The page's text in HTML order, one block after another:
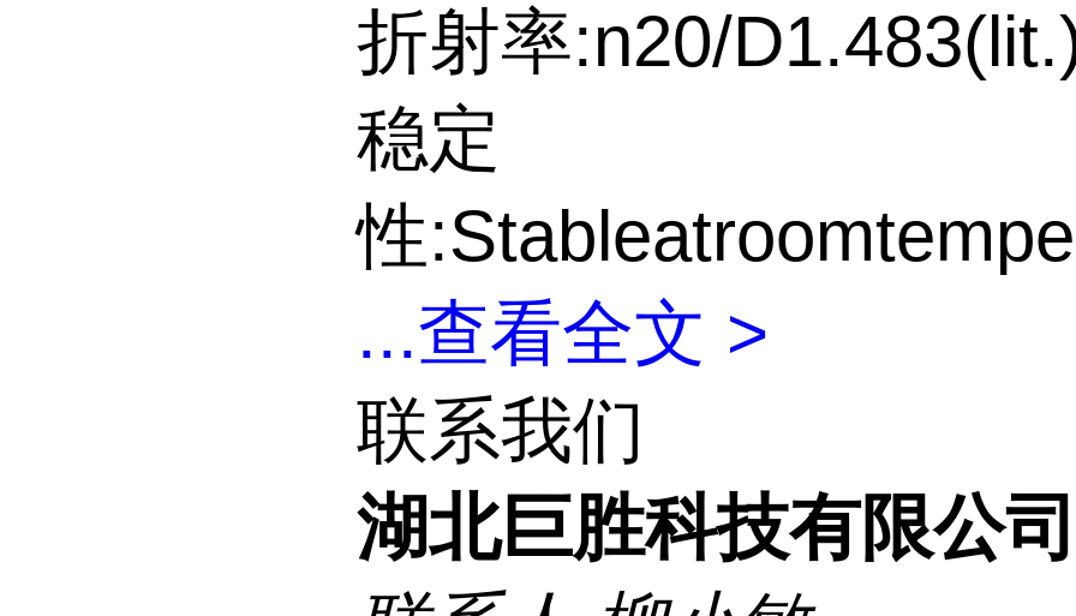
折射率:n20/
稳定
性
...查看全文 >
联系我们
湖北巨胜科技有限公司